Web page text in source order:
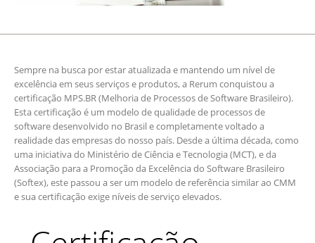
Sempre na busca por estar atualizada e mantendo um nível de
excelência em seus serviços e produtos, a Rerum conquistou a
certificação MPS.BR (Melhoria de Processos de Software Brasileiro).
Esta certificação é um modelo de qualidade de processos de
software desenvolvido no Brasil e completamente voltado a
realidade das empresas do nosso país. Desde a última década, como
uma iniciativa do Ministério de Ciência e Tecnologia (MCT), e da
Associação para a Promoção da Excelência do Software Brasileiro
(Softex), este passou a ser um modelo de referência similar ao CMM
e sua certificação exige níveis de serviço elevados.